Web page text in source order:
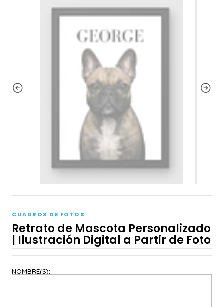
CUADROS DE FOTOS
Retrato de Mascota Personalizado
| Ilustración Digital a Partir de Foto
NOMBRE(S):